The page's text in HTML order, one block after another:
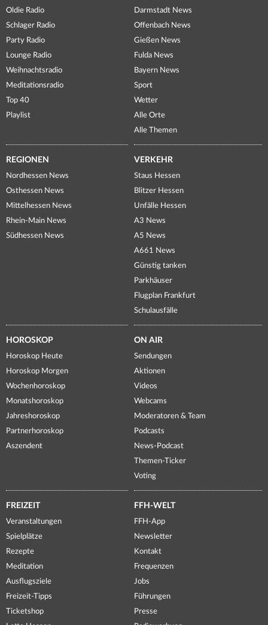
Oldie Radio
Schlager Radio
Party Radio
Lounge Radio
Weihnachtsradio
Meditationsradio
Top 40
Playlist
Darmstadt News
Offenbach News
Gießen News
Fulda News
Bayern News
Sport
Wetter
Alle Orte
Alle Themen
REGIONEN
Nordhessen News
Osthessen News
Mittelhessen News
Rhein-Main News
Südhessen News
VERKEHR
Staus Hessen
Blitzer Hessen
Unfälle Hessen
A3 News
A5 News
A661 News
Günstig tanken
Parkhäuser
Flugplan Frankfurt
Schulausfälle
HOROSKOP
Horoskop Heute
Horoskop Morgen
Wochenhoroskop
Monatshoroskop
Jahreshoroskop
Partnerhoroskop
Aszendent
ON AIR
Sendungen
Aktionen
Videos
Webcams
Moderatoren & Team
Podcasts
News-Podcast
Themen-Ticker
Voting
FREIZEIT
Veranstaltungen
Spielplätze
Rezepte
Meditation
Ausflugsziele
Freizeit-Tipps
Ticketshop
FFH-WELT
FFH-App
Newsletter
Kontakt
Frequenzen
Jobs
Führungen
Presse